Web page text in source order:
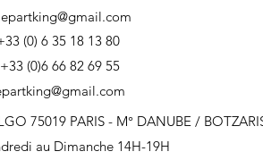
(0) 6 35 18 13 80
+33 (0)6 66 82 69 55
75019 PARIS - M° DANUBE /
au Dimanche 14H-19H